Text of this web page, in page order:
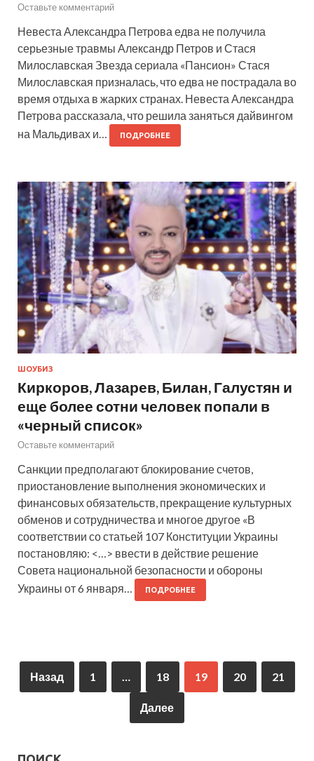
Оставьте комментарий
Невеста Александра Петрова едва не получила
серьезные травмы Александр Петров и Стася
Милославская Звезда сериала «Пансион» Стася
Милославская призналась, что едва не пострадала во
время отдыха в жарких странах. Невеста Александра
Петрова рассказала, что решила заняться дайвингом
на Мальдивах и…
ПОДРОБНЕЕ
ШОУБИЗ
Киркоров, Лазарев, Билан, Галустян и
еще более сотни человек попали в
«черный список»
Оставьте комментарий
Санкции предполагают блокирование счетов,
приостановление выполнения экономических и
финансовых обязательств, прекращение культурных
обменов и сотрудничества и многое другое «В
соответствии со статьей 107 Конституции Украины
постановляю: <…> ввести в действие решение
Совета национальной безопасности и обороны
Украины от 6 января…
ПОДРОБНЕЕ
Назад 1 … 18 19 20 21
Далее